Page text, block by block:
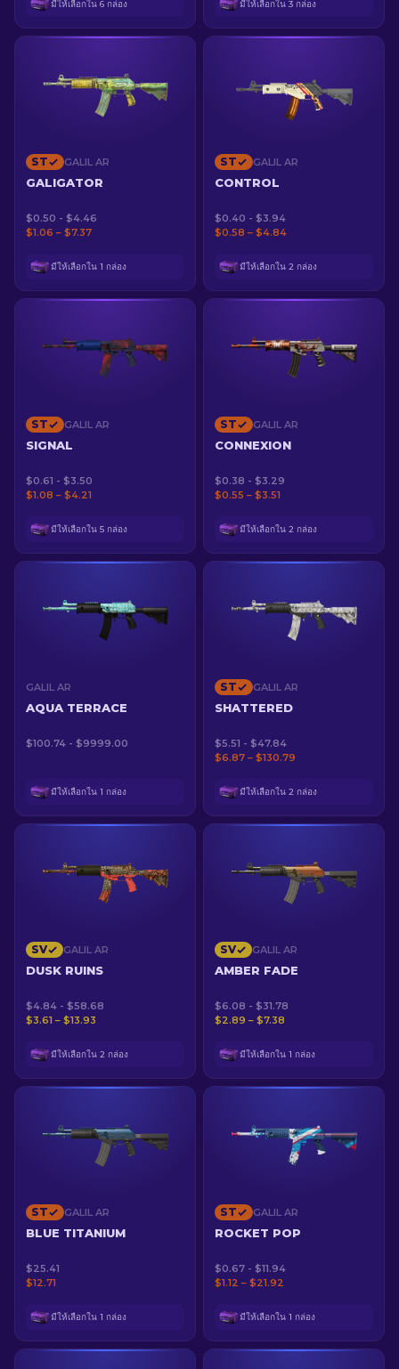
มีให้เลือกใน 6 กล่อง มีให้เลือกใน 3 กล่อง
ST GALIL AR
GALIGATOR
$0.50 - $4.46
$1.06 – $7.37
มีให้เลือกใน 1 กล่อง
ST GALIL AR
CONTROL
$0.40 - $3.94
$0.58 – $4.84
มีให้เลือกใน 2 กล่อง
ST GALIL AR
SIGNAL
$0.61 - $3.50
$1.08 – $4.21
มีให้เลือกใน 5 กล่อง
ST GALIL AR
CONNEXION
$0.38 - $3.29
$0.55 – $3.51
มีให้เลือกใน 2 กล่อง
GALIL AR
AQUA TERRACE
$100.74 - $9999.00
มีให้เลือกใน 1 กล่อง
ST GALIL AR
SHATTERED
$5.51 - $47.84
$6.87 – $130.79
มีให้เลือกใน 2 กล่อง
SV GALIL AR
DUSK RUINS
$4.84 - $58.68
$3.61 – $13.93
มีให้เลือกใน 2 กล่อง
SV GALIL AR
AMBER FADE
$6.08 - $31.78
$2.89 – $7.38
มีให้เลือกใน 1 กล่อง
ST GALIL AR
BLUE TITANIUM
$25.41
$12.71
มีให้เลือกใน 1 กล่อง
ST GALIL AR
ROCKET POP
$0.67 - $11.94
$1.12 – $21.92
มีให้เลือกใน 1 กล่อง